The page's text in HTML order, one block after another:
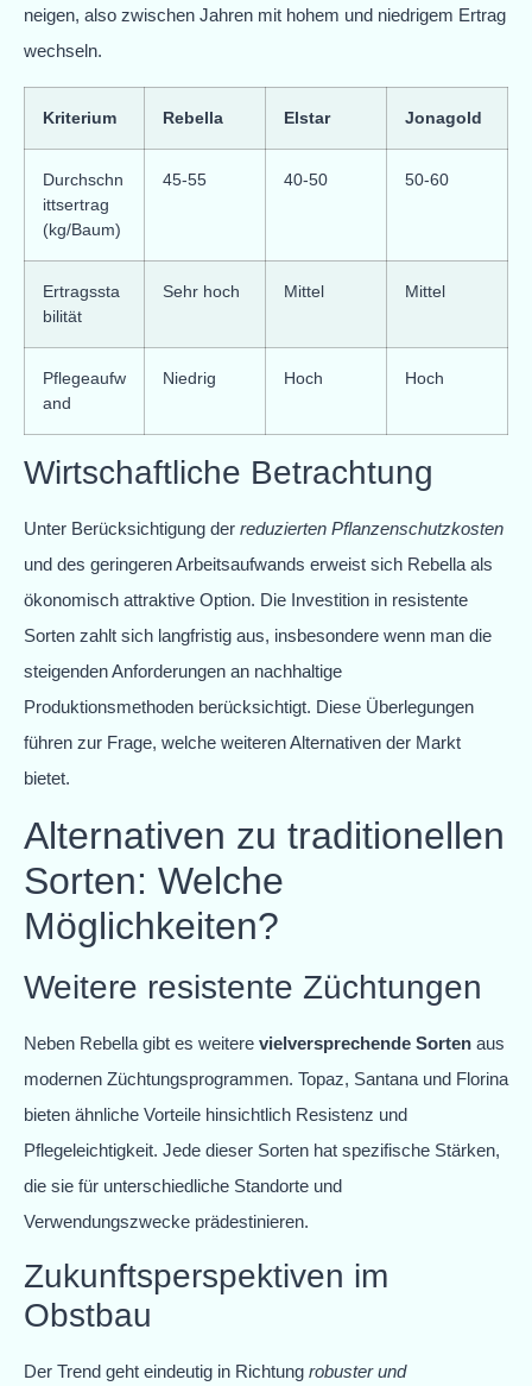
neigen, also zwischen Jahren mit hohem und niedrigem Ertrag
wechseln.
Kriterium Rebella Elstar Jonagold
Durchschn
ittsertrag
(kg/Baum)
45-55 40-50 50-60
Ertragssta
bilität
Sehr hoch Mittel Mittel
Pflegeaufw
and
Niedrig Hoch Hoch
Wirtschaftliche Betrachtung
Unter Berücksichtigung der reduzierten Pflanzenschutzkosten
und des geringeren Arbeitsaufwands erweist sich Rebella als
ökonomisch attraktive Option. Die Investition in resistente
Sorten zahlt sich langfristig aus, insbesondere wenn man die
steigenden Anforderungen an nachhaltige
Produktionsmethoden berücksichtigt. Diese Überlegungen
führen zur Frage, welche weiteren Alternativen der Markt
bietet.
Alternativen zu traditionellen
Sorten: Welche
Möglichkeiten?
Weitere resistente Züchtungen
Neben Rebella gibt es weitere vielversprechende Sorten aus
modernen Züchtungsprogrammen. Topaz, Santana und Florina
bieten ähnliche Vorteile hinsichtlich Resistenz und
Pflegeleichtigkeit. Jede dieser Sorten hat spezifische Stärken,
die sie für unterschiedliche Standorte und
Verwendungszwecke prädestinieren.
Zukunftsperspektiven im
Obstbau
Der Trend geht eindeutig in Richtung robuster und